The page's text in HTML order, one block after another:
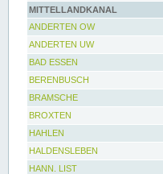
MITTELLANDKANAL
ANDERTEN OW
ANDERTEN UW
BAD ESSEN
BERENBUSCH
BRAMSCHE
BROXTEN
HAHLEN
HALDENSLEBEN
HANN. LIST